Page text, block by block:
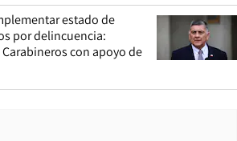
estado de
por delincuencia:
con apoyo de